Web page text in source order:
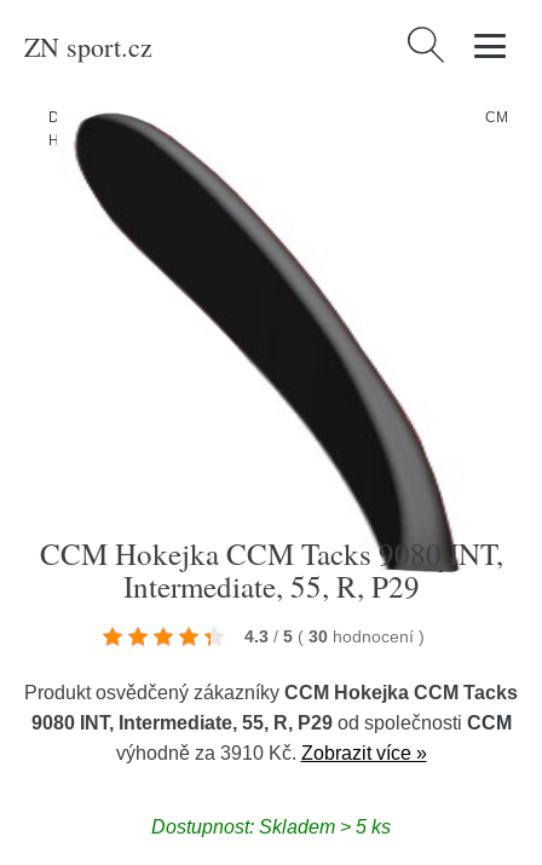
ZN sport.cz Vyhledávání
Domů/Produkty
CCM
Hokejka CCM Tacks 9080 INT, Intermediate, 55, R, P29
CCM Hokejka CCM Tacks 9080 INT,
Intermediate, 55, R, P29
4.3 / 5 ( 30 hodnocení )
Produkt osvědčený zákazníky CCM Hokejka CCM Tacks
9080 INT, Intermediate, 55, R, P29od společnosti CCM
výhodně za 3910 Kč. Zobrazit více »
Dostupnost: Skladem > 5 ks